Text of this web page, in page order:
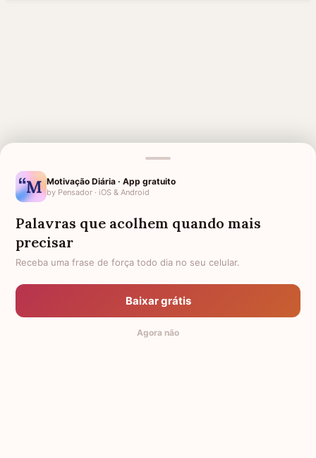
SAUDADES PARA PRIMA
1 ANO DE FALECIMENTO DA
FRASES DE LUTO PARA PRIMA
Motivação Diária · App gratuito
by Pensador · iOS & Android
Palavras que acolhem quando mais
precisar
Receba uma frase de força todo dia no seu celular.
Baixar grátis
Agora não